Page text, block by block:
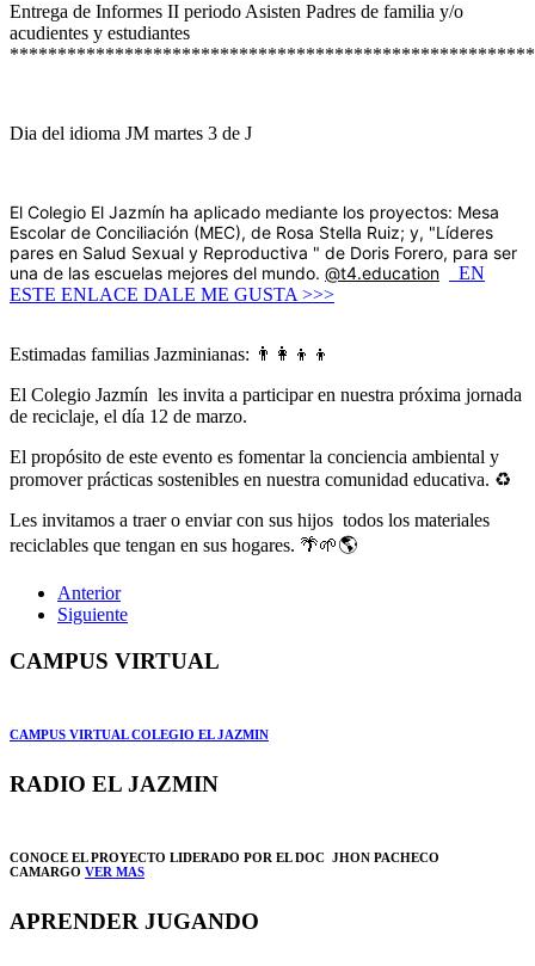
Entrega de Informes II periodo Asisten Padres de familia y/o
acudientes y estudiantes
Dia del idioma JM martes 3 de J
El Colegio El Jazmín ha aplicado mediante los proyectos: Mesa
Escolar de Conciliación (MEC), de Rosa Stella Ruiz; y, "Líderes
pares en Salud Sexual y Reproductiva " de Doris Forero, para ser
una de las escuelas mejores del mundo. @t4.education
EN
ESTE ENLACE DALE ME GUSTA >>>
Estimadas familias Jazminianas: 👨‍👩‍👦‍👦
El Colegio Jazmín les invita a participar en nuestra próxima jornada
de reciclaje, el día 12 de marzo.
El propósito de este evento es fomentar la conciencia ambiental y
promover prácticas sostenibles en nuestra comunidad educativa. ♻️
Les invitamos a traer o enviar con sus hijos todos los materiales
reciclables que tengan en sus hogares. 🌴🌱🌎
Anterior
Siguiente
CAMPUS VIRTUAL
CAMPUS VIRTUAL COLEGIO EL JAZMIN
RADIO EL JAZMIN
CONOCE EL PROYECTO LIDERADO POR EL DOC JHON PACHECO
CAMARGO VER MAS
APRENDER JUGANDO